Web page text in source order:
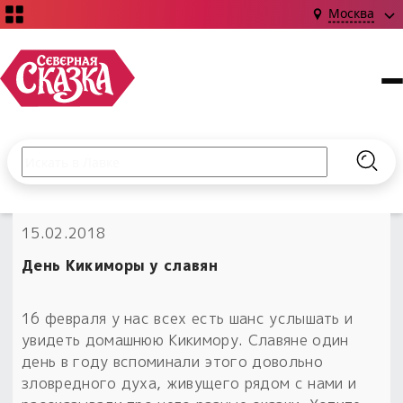
Москва
НОВИНКИ!
Книги
Издания о Славянской культуре и ведовстве
Наборы для курсов и книг
Обереги славян нательные
Сказки
Гадание
Магия
Библиография
С чего начать?
Для алтаря
Расходные материалы
Новинки ›
Готовые заговоры
Для чего:
Введите текст и нажмите кнопку «Найти», чтобы
15.02.2018
День Кикиморы у славян
16 февраля у нас всех есть шанс услышать и
увидеть домашнюю Кикимору. Славяне один
день в году вспоминали этого довольно
зловредного духа, живущего рядом с нами и